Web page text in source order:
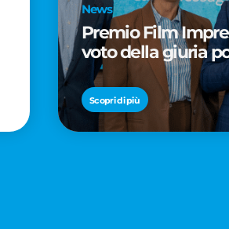
News
Premio Film
voto della giuria
Scopri di più